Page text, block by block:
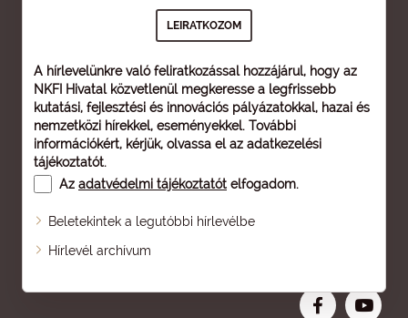
A hírlevelünkre való feliratkozással hozzájárul, hogy az
NKFI Hivatal közvetlenül megkeresse a legfrissebb
kutatási, fejlesztési és innovációs pályázatokkal, hazai és
nemzetközi hírekkel, eseményekkel. További
információkért, kérjük, olvassa el az adatkezelési
tájékoztatót.
Az adatvédelmi tájékoztatót elfogadom.
Beletekintek a legutóbbi hírlevélbe
Hírlevél archívum
Oldaltérkép